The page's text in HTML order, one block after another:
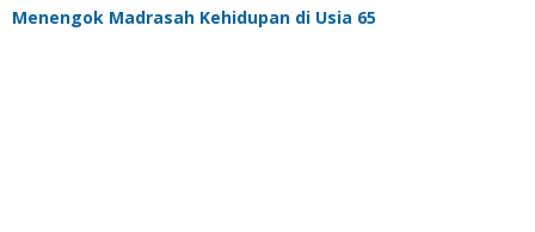
Menengok Madrasah Kehidupan di Usia 65